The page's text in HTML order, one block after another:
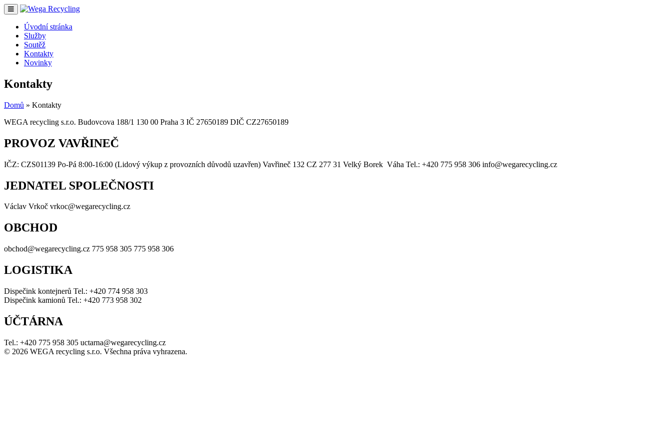
Úvodní stránka
Služby
Soutěž
Kontakty
Novinky
Kontakty
Domů » Kontakty
WEGA recycling s.r.o. Budovcova 188/1 130 00 Praha 3 IČ 27650189 DIČ CZ27650189
PROVOZ VAVŘINEČ
IČZ: CZS01139 Po-Pá 8:00-16:00 (Lidový výkup z provozních důvodů uzavřen) Vavřineč 132 CZ 277 31 Velký Borek Váha Tel.: +420 775 958 306 info@wegarecycling.cz
JEDNATEL SPOLEČNOSTI
Václav Vrkoč vrkoc@wegarecycling.cz
OBCHOD
obchod@wegarecycling.cz 775 958 305 775 958 306
LOGISTIKA
Dispečink kontejnerů Tel.: +420 774 958 303
Dispečink kamionů Tel.: +420 773 958 302
ÚČTÁRNA
Tel.: +420 775 958 305 uctarna@wegarecycling.cz
© 2026 WEGA recycling s.r.o. Všechna práva vyhrazena.